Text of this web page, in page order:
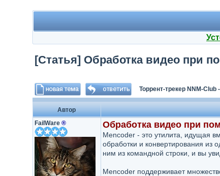
[Статья] Обработка видео при
Торрент-трекер NNM-Club-
Автор
FailWare ® Обработка видео при
Mencoder - это утилита, идущая
обработки и конвертирования из
ним из командной строки, и вы
Mencoder поддерживает